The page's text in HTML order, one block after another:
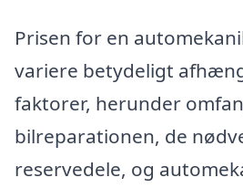
Prisen for en
variere betydeligt
faktorer, herunder
bilreparationen, de
reservedele, og